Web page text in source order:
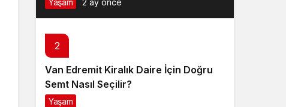
Yaşam 2 ay önce
2
Van Edremit Kiralık Daire İçin Doğru
Semt Nasıl Seçilir?
Yaşam